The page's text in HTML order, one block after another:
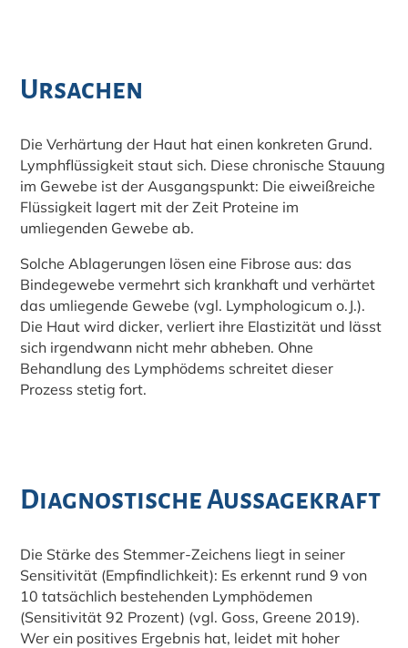
Ursachen
Die Verhärtung der Haut hat einen konkreten Grund.
Lymphflüssigkeit staut sich. Diese chronische Stauung
im Gewebe ist der Ausgangspunkt: Die eiweißreiche
Flüssigkeit lagert mit der Zeit Proteine im
umliegenden Gewebe ab.
Solche Ablagerungen lösen eine Fibrose aus: das
Bindegewebe vermehrt sich krankhaft und verhärtet
das umliegende Gewebe (vgl. Lymphologicum o.J.).
Die Haut wird dicker, verliert ihre Elastizität und lässt
sich irgendwann nicht mehr abheben. Ohne
Behandlung des Lymphödems schreitet dieser
Prozess stetig fort.
Diagnostische Aussagekraft
Die Stärke des Stemmer-Zeichens liegt in seiner
Sensitivität (Empfindlichkeit): Es erkennt rund 9 von
10 tatsächlich bestehenden Lymphödemen
(Sensitivität 92 Prozent) (vgl. Goss, Greene 2019).
Wer ein positives Ergebnis hat, leidet mit hoher